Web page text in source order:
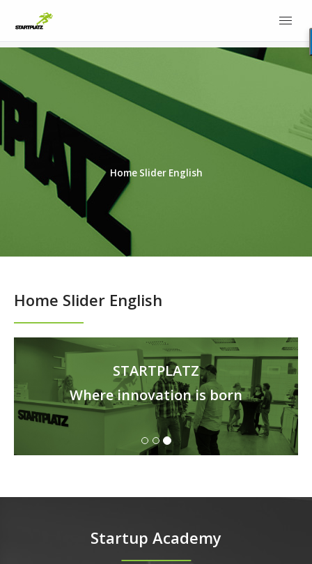
Home Slider English
Home Slider English
STARTPLATZ
Where innovation is born
Startup Academy